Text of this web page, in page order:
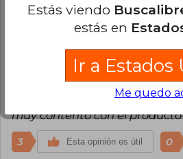
Esta opinión es útil 4
Carlos García
Compra Verificada
El libro superó mis
buena traducción, la verdad
muy contento con el producto
3 Esta opinión es útil 0
Estás viendo
estás en
Ir a Estados
Me quedo